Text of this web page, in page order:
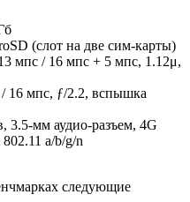
(слот на две сим-карты)
мпс / 16 мпс + 5 мпс, 1.12μ,
16 мпс, ƒ/2.2, вспышка
3.5-мм аудио-разъем, 4G
a/b/g/n
следующие